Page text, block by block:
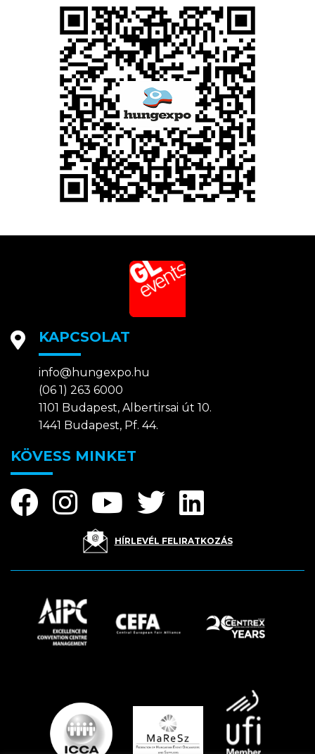
KAPCSOLAT
info@hungexpo.hu
(06 1) 263 6000
1101 Budapest, Albertirsai út 10.
1441 Budapest, Pf. 44.
KÖVESS MINKET
HÍRLEVÉL FELIRATKOZÁS